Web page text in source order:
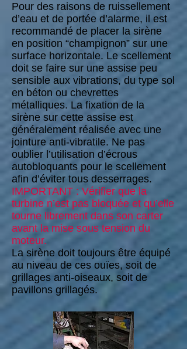
Pour des raisons de ruissellement
d’eau et de portée d’alarme, il est
recommandé de placer la sirène
en position “champignon” sur une
surface horizontale. Le scellement
doit se faire sur une assise peu
sensible aux vibrations, du type sol
en béton ou chevrettes
métalliques. La fixation de la
sirène sur cette assise est
généralement réalisée avec une
jointure anti-vibratile. Ne pas
oublier l’utilisation d’écrous
autobloquants pour le scellement
afin d’éviter tous desserrages.
IMPORTANT : Vérifier que la
turbine n’est pas bloquée et qu’elle
tourne librement dans son carter
avant la mise sous tension du
moteur.
La sirène doit toujours être équipé
au niveau de ces ouïes, soit de
grillages anti-oiseaux, soit de
pavillons grillagés.